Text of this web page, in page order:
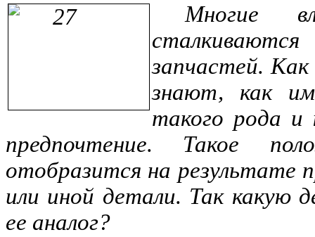
Многие
запчастей. Как
знают, как
такого рода и
предпочтение. Такое
отобразится на результате
или иной детали. Так какую
ее аналог?